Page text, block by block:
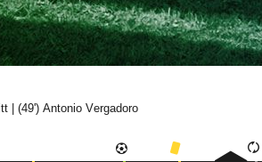
| (49') 